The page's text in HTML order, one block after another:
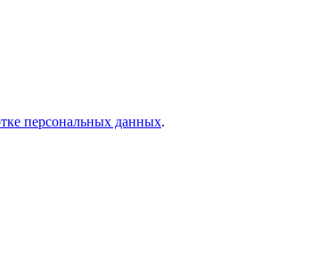
персональных данных.